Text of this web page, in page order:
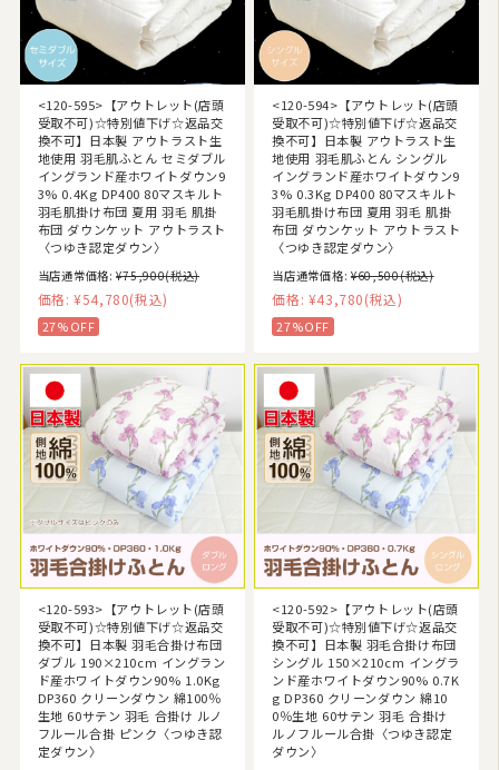
<120-595>【アウトレット(店頭
受取不可)☆特別値下げ☆返品交
換不可】日本製 アウトラスト生
地使用 羽毛肌ふとん セミダブル
イングランド産ホワイトダウン9
3% 0.4Kg DP400 80マスキルト
羽毛肌掛け布団 夏用 羽毛 肌掛
布団 ダウンケット アウトラスト
〈つゆき認定ダウン〉
当店通常価格: ¥75,900(税込)
価格: ¥54,780(税込)
27%OFF
<120-594>【アウトレット(店頭
受取不可)☆特別値下げ☆返品交
換不可】日本製 アウトラスト生
地使用 羽毛肌ふとん シングル
イングランド産ホワイトダウン9
3% 0.3Kg DP400 80マスキルト
羽毛肌掛け布団 夏用 羽毛 肌掛
布団 ダウンケット アウトラスト
〈つゆき認定ダウン〉
当店通常価格: ¥60,500(税込)
価格: ¥43,780(税込)
27%OFF
<120-593>【アウトレット(店頭
受取不可)☆特別値下げ☆返品交
換不可】日本製 羽毛合掛け布団
ダブル 190×210cm イングラン
ド産ホワイトダウン90% 1.0Kg
DP360 クリーンダウン 綿100％
生地 60サテン 羽毛 合掛け ルノ
フルール合掛 ピンク〈つゆき認
定ダウン〉
<120-592>【アウトレット(店頭
受取不可)☆特別値下げ☆返品交
換不可】日本製 羽毛合掛け布団
シングル 150×210cm イングラ
ンド産ホワイトダウン90% 0.7K
g DP360 クリーンダウン 綿10
0％生地 60サテン 羽毛 合掛け
ルノフルール合掛〈つゆき認定
ダウン〉